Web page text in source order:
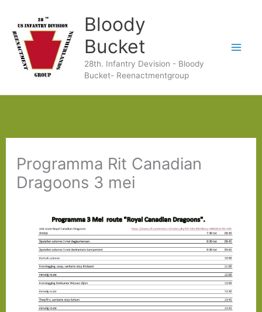
naar
inhoud
Bloody
Bucket
28th. Infantry Devision - Bloody
Bucket- Reenactmentgroup
Programma Rit Canadian
Dragoons 3 mei